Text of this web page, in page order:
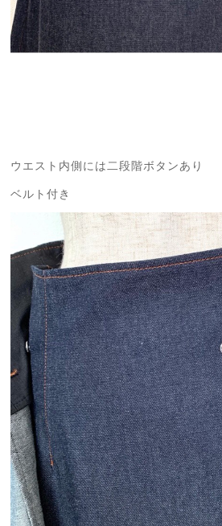
ウエスト内側には二段階ボタンあり
ベルト付き